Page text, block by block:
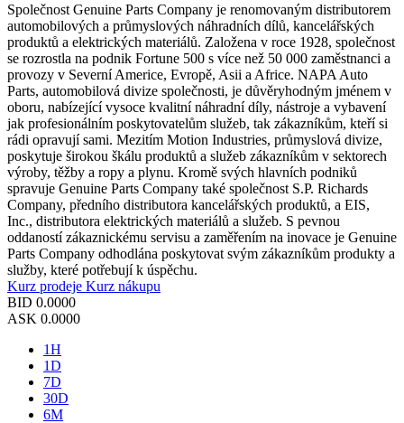
Společnost Genuine Parts Company je renomovaným distributorem
automobilových a průmyslových náhradních dílů, kancelářských
produktů a elektrických materiálů. Založena v roce 1928, společnost
se rozrostla na podnik Fortune 500 s více než 50 000 zaměstnanci a
provozy v Severní Americe, Evropě, Asii a Africe. NAPA Auto
Parts, automobilová divize společnosti, je důvěryhodným jménem v
oboru, nabízející vysoce kvalitní náhradní díly, nástroje a vybavení
jak profesionálním poskytovatelům služeb, tak zákazníkům, kteří si
rádi opravují sami. Mezitím Motion Industries, průmyslová divize,
poskytuje širokou škálu produktů a služeb zákazníkům v sektorech
výroby, těžby a ropy a plynu. Kromě svých hlavních podniků
spravuje Genuine Parts Company také společnost S.P. Richards
Company, předního distributora kancelářských produktů, a EIS,
Inc., distributora elektrických materiálů a služeb. S pevnou
oddaností zákaznickému servisu a zaměřením na inovace je Genuine
Parts Company odhodlána poskytovat svým zákazníkům produkty a
služby, které potřebují k úspěchu.
Kurz prodeje Kurz nákupu
BID 0.0000
ASK 0.0000
1H
1D
7D
30D
6M